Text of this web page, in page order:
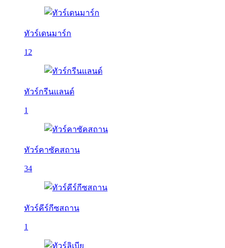
ทัวร์เดนมาร์ก
12
ทัวร์กรีนแลนด์
1
ทัวร์คาซัคสถาน
34
ทัวร์คีร์กีซสถาน
1